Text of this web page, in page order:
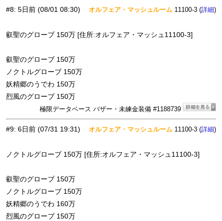
#8: 5日前 (08/01 08:30) オルフェア・マッシュルーム 11100-3 (詳細)
叡聖のグローブ 150万 [住所:オルフェア・マッシュ11100-3]
叡聖のグローブ 150万
ノクトルグローブ 150万
妖精郷のうでわ 150万
烈風のグローブ 150万
極限データベース バザー・未練金装備 #1188739
#9: 6日前 (07/31 19:31) オルフェア・マッシュルーム 11100-3 (詳細)
ノクトルグローブ 150万 [住所:オルフェア・マッシュ11100-3]
叡聖のグローブ 150万
ノクトルグローブ 150万
妖精郷のうでわ 160万
烈風のグローブ 150万